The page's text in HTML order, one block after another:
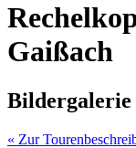
Gaißach
Bildergalerie
« Zur